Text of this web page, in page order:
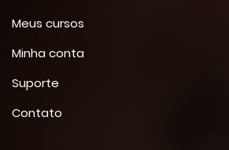
Meus cursos
Minha conta
Suporte
Contato